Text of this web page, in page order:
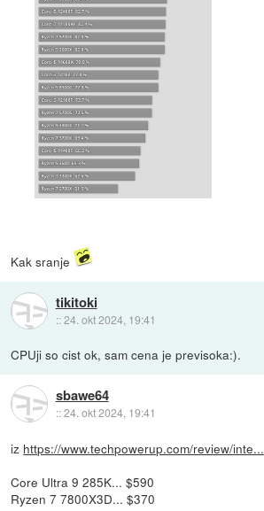
Kak sranje
tikitoki
::24. okt 2024, 19:41
CPUji so cist ok, sam cena je previsoka:).
sbawe64
::24. okt 2024, 19:41
iz https://www.techpowerup.com/review/inte...
Core Ultra 9 285K... $590
Ryzen 7 7800X3D... $370